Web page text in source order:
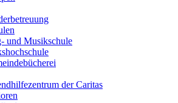
und Musikschule
der Caritas